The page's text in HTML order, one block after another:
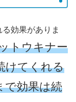
効果がありま
トウキナー
けてくれる
で効果は続